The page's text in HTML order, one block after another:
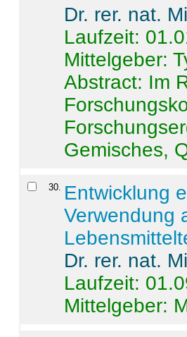
Dr. rer. nat.
Laufzeit:
Mittelgeber:
Abstract: Im
Gemisches,
30. Entwicklung
Verwendung
Dr. rer. nat.
Laufzeit:
Mittelgeber: